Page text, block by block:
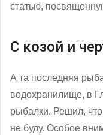
статью,
С козой и
А та последняя
водохранилище, в
рыбалки. Решил,
не буду. Особое